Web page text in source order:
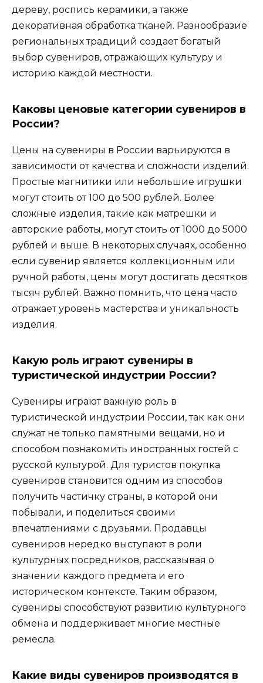
дереву, роспись керамики, а также
декоративная обработка тканей. Разнообразие
региональных традиций создает богатый
выбор сувениров, отражающих культуру и
историю каждой местности.
Каковы ценовые категории сувениров в
России?
Цены на сувениры в России варьируются в
зависимости от качества и сложности изделий.
Простые магнитики или небольшие игрушки
могут стоить от 100 до 500 рублей. Более
сложные изделия, такие как матрешки и
авторские работы, могут стоить от 1000 до 5000
рублей и выше. В некоторых случаях, особенно
если сувенир является коллекционным или
ручной работы, цены могут достигать десятков
тысяч рублей. Важно помнить, что цена часто
отражает уровень мастерства и уникальность
изделия.
Какую роль играют сувениры в
туристической индустрии России?
Сувениры играют важную роль в
туристической индустрии России, так как они
служат не только памятными вещами, но и
способом познакомить иностранных гостей с
русской культурой. Для туристов покупка
сувениров становится одним из способов
получить частичку страны, в которой они
побывали, и поделиться своими
впечатлениями с друзьями. Продавцы
сувениров нередко выступают в роли
культурных посредников, рассказывая о
значении каждого предмета и его
историческом контексте. Таким образом,
сувениры способствуют развитию культурного
обмена и поддерживает многие местные
ремесла.
Какие виды сувениров производятся в